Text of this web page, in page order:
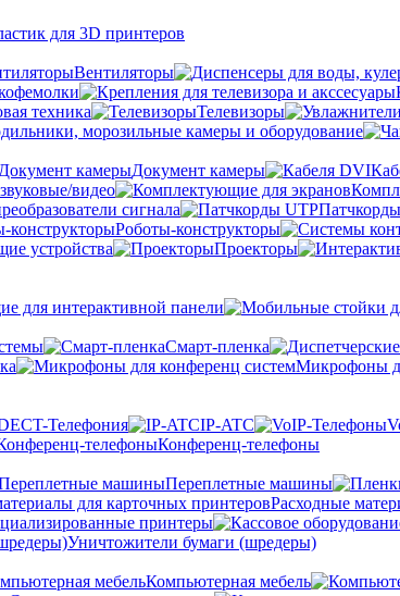
для 3D принтеров
Вентиляторы
техника Телевизоры
морозильные камеры и оборудование
Документ камеры
видео
сигнала
Роботы-конструкторы
устройства Проекторы
для интерактивной панели
Cмарт-пленка
Микрофоны
Телефония IP-ATC
Конференц-телефоны
Переплетные машины
Расходные
принтеры
Уничтожители бумаги (шредеры)
Компьютерная мебель